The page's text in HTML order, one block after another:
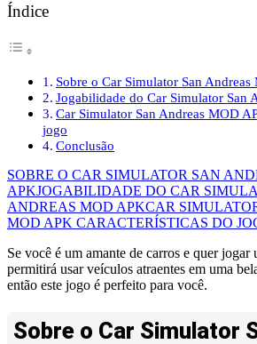
Índice
Sobre o Car Simulator San
Jogabilidade do Car Simulator San
Car Simulator San Andreas MOD
jogo
Conclusão
SOBRE O CAR SIMULATOR SAN
APKJOGABILIDADE DO CAR
ANDREAS MOD APKCAR
MOD APK CARACTERÍSTICAS DO
Se você é um amante de carros e quer jogar
permitirá usar veículos atraentes em uma
então este jogo é perfeito para você.
Sobre o Car Simulator